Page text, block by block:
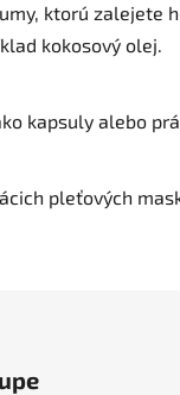
ktorú zalejete
kokosový olej.
kapsuly alebo
pleťových